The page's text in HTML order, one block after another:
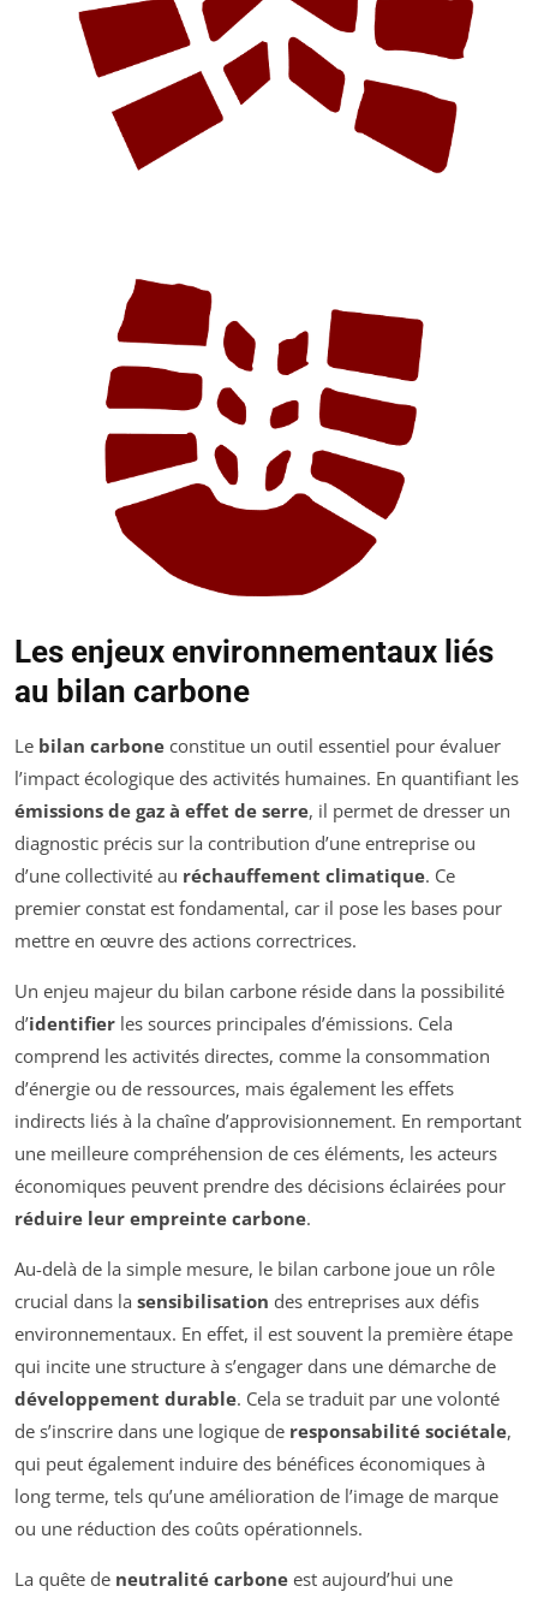
Les enjeux environnementaux liés
au bilan carbone
Le bilan carbone constitue un outil essentiel pour évaluer
l’impact écologique des activités humaines. En quantifiant les
émissions de gaz à effet de serre, il permet de dresser un
diagnostic précis sur la contribution d’une entreprise ou
d’une collectivité au réchauffement climatique. Ce
premier constat est fondamental, car il pose les bases pour
mettre en œuvre des actions correctrices.
Un enjeu majeur du bilan carbone réside dans la possibilité
d’identifier les sources principales d’émissions. Cela
comprend les activités directes, comme la consommation
d’énergie ou de ressources, mais également les effets
indirects liés à la chaîne d’approvisionnement. En remportant
une meilleure compréhension de ces éléments, les acteurs
économiques peuvent prendre des décisions éclairées pour
réduire leur empreinte carbone.
Au-delà de la simple mesure, le bilan carbone joue un rôle
crucial dans la sensibilisation des entreprises aux défis
environnementaux. En effet, il est souvent la première étape
qui incite une structure à s’engager dans une démarche de
développement durable. Cela se traduit par une volonté
de s’inscrire dans une logique de responsabilité sociétale,
qui peut également induire des bénéfices économiques à
long terme, tels qu’une amélioration de l’image de marque
ou une réduction des coûts opérationnels.
La quête de neutralité carbone est aujourd’hui une